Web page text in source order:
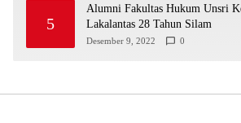
5
Alumni Fakultas Hukum Unsri
Lakalantas 28 Tahun Silam
Desember 9, 2022 0